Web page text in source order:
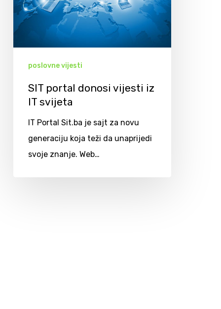
poslovne vijesti
SIT portal donosi vijesti iz
IT svijeta
IT Portal Sit.ba je sajt za novu
generaciju koja teži da unaprijedi
svoje znanje. Web…